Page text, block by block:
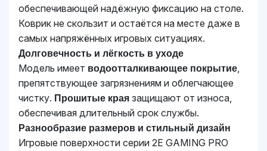
обеспечивающей надёжную фиксацию на столе.
Коврик не скользит и остаётся на месте даже в
самых напряжённых игровых ситуациях.
Долговечность и лёгкость в уходе
Модель имеет водоотталкивающее покрытие,
препятствующее загрязнениям и облегчающее
чистку. Прошитые края защищают от износа,
обеспечивая длительный срок службы.
Разнообразие размеров и стильный дизайн
Игровые поверхности серии 2E GAMING PRO